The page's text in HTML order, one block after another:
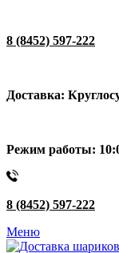
8 (8452) 597-222
Доставка:
Режим работы:
8 (8452) 597-222
Меню